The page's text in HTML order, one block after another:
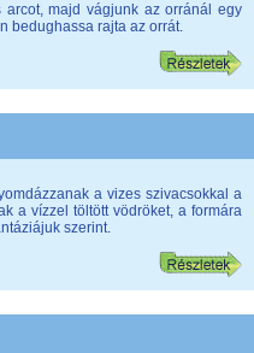
majd vágjunk az orránál egy
bedughassa rajta az orrát.
a vizes szivacsokkal a
a vízzel töltött vödröket, a formára
szerint.